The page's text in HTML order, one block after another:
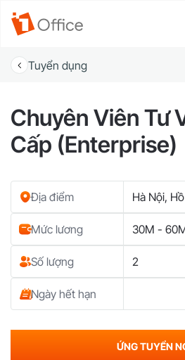
Tuyển dụng
Chuyên Viên Tư
Cấp (Enterprise)
Địa điểm Hà Nội,
Mức lương 30M -
Số lượng 2
Ngày hết hạn
ỨNG TUYỂN